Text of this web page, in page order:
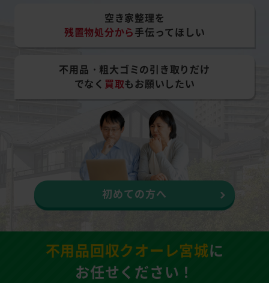
空き家整理を
残置物処分から手伝ってほしい
不用品・粗大ゴミの引き取りだけ
でなく 買取もお願いしたい
初めての方へ
不用品回収クオーレ宮城に
お任せください！